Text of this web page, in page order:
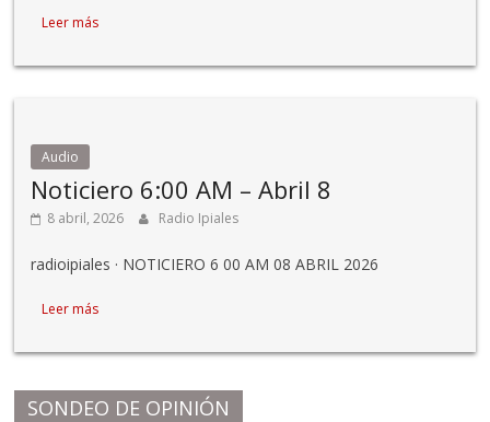
Leer más
Audio
Noticiero 6:00 AM – Abril 8
8 abril, 2026 Radio Ipiales
radioipiales · NOTICIERO 6 00 AM 08 ABRIL 2026
Leer más
SONDEO DE OPINIÓN